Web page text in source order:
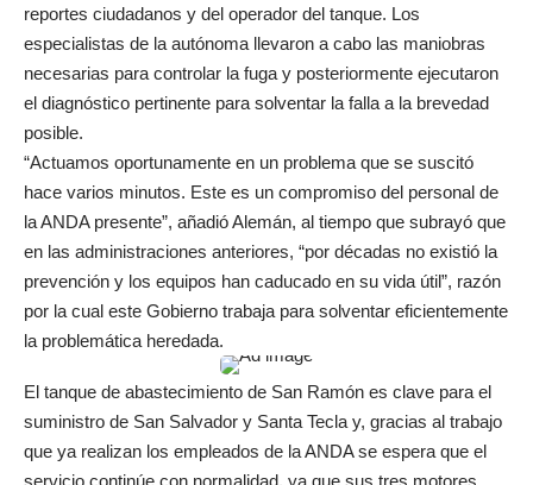
reportes ciudadanos y del operador del tanque. Los
especialistas de la autónoma llevaron a cabo las maniobras
necesarias para controlar la fuga y posteriormente ejecutaron
el diagnóstico pertinente para solventar la falla a la brevedad
posible.
“Actuamos oportunamente en un problema que se suscitó
hace varios minutos. Este es un compromiso del personal de
la ANDA presente”, añadió Alemán, al tiempo que subrayó que
en las administraciones anteriores, “por décadas no existió la
prevención y los equipos han caducado en su vida útil”, razón
por la cual este Gobierno trabaja para solventar eficientemente
la problemática heredada.
El tanque de abastecimiento de San Ramón es clave para el
suministro de San Salvador y Santa Tecla y, gracias al trabajo
que ya realizan los empleados de la ANDA se espera que el
servicio continúe con normalidad, ya que sus tres motores